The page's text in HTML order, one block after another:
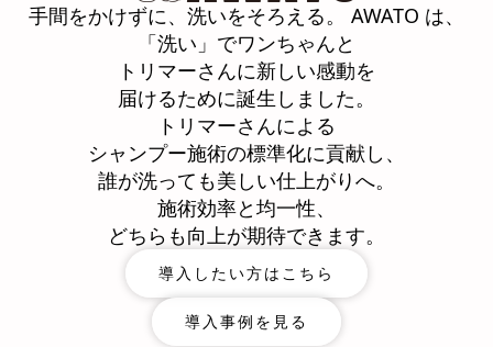
手間をかけずに、洗いをそろえる。 AWATO は、
「洗い」でワンちゃんと
トリマーさんに新しい感動を
届けるために誕生しました。
トリマーさんによる
シャンプー施術の標準化に貢献し、
誰が洗っても美しい仕上がりへ。
施術効率と均一性、
どちらも向上が期待できます。
導入したい方はこちら
導入事例を見る